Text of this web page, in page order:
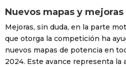
Nuevos mapas y
Mejoras, sin duda, en la parte
que otorga la competición ha
nuevos mapas de potencia en
2024. Este avance representa la